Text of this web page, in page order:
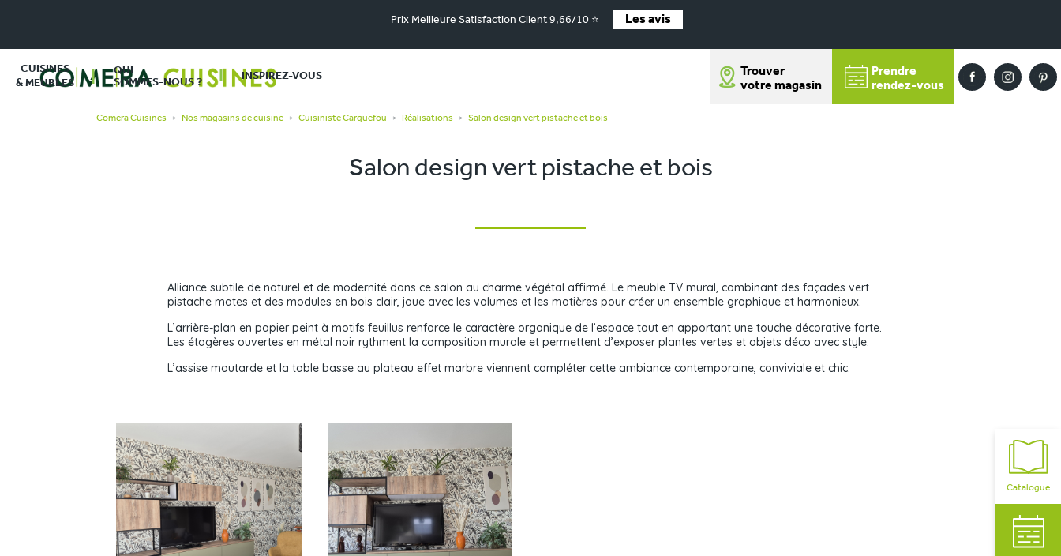
Prix Meilleure Satisfaction Client 9,66/10 ⭐ Les avis
CUISINES
& MEUBLES
QUI
SOMMES-NOUS ?
INSPIREZ-VOUS
Trouver
votre magasin
Prendre
rendez-vous
Catalogue
Comera Cuisines > Nos magasins de cuisine > Cuisiniste Carquefou > Réalisations > Salon design vert pistache et bois
Salon design vert pistache et bois
Alliance subtile de naturel et de modernité dans ce salon au charme végétal affirmé. Le meuble TV mural, combinant des façades vert
pistache mates et des modules en bois clair, joue avec les volumes et les matières pour créer un ensemble graphique et harmonieux.
L’arrière-plan en papier peint à motifs feuillus renforce le caractère organique de l’espace tout en apportant une touche décorative forte.
Les étagères ouvertes en métal noir rythment la composition murale et permettent d’exposer plantes vertes et objets déco avec style.
L’assise moutarde et la table basse au plateau effet marbre viennent compléter cette ambiance contemporaine, conviviale et chic.